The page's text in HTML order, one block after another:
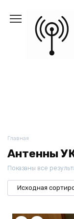
содержанию
Главная
Антенны
Показаны все